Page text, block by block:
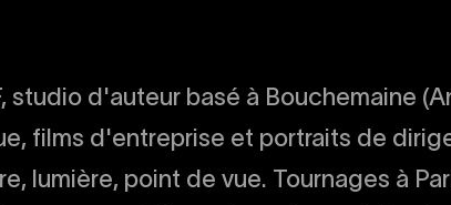
studio d'auteur basé à Bouchemaine
films d'entreprise et portraits de
lumière, point de vue. Tournages à